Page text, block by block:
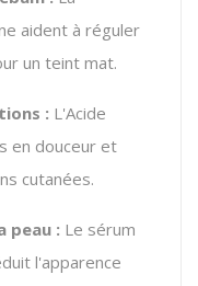
aident à réguler
un teint mat.
: L'Acide
en douceur et
cutanées.
peau : Le sérum
l'apparence